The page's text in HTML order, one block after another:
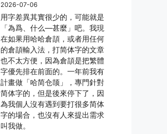
2026-07-06
用字差異其實很少的，可能就是
「為爲、什么―甚麼」吧。我現
在如果用哈哈倉頡，或者用任何
的倉頡輸入法，打简体字的文章
也不太方便，因為倉頡是把繁體
字優先排在前面的。一年前我有
計畫做「哈简仓颉」，專門針對
简体字的，但是後來停下了，因
為我個人沒有遇到要打很多简体
字的場合，也沒有人來提出需求
叫我做。